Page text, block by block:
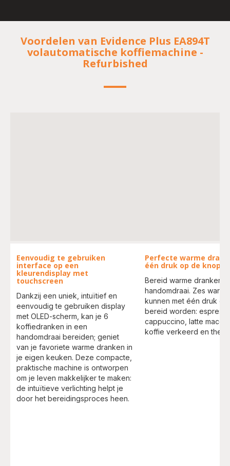
Voordelen van Evidence Plus EA894T
volautomatische koffiemachine -
Refurbished
Eenvoudig te gebruiken
interface op een
kleurendisplay met
touchscreen
Dankzij een uniek, intuïtief en
eenvoudig te gebruiken display
met OLED-scherm, kan je 6
koffiedranken in een
handomdraai bereiden; geniet
van je favoriete warme dranken in
je eigen keuken. Deze compacte,
praktische machine is ontworpen
om je leven makkelijker te maken:
de intuïtieve verlichting helpt je
door het bereidingsproces heen.
Perfecte warme
één druk op de knop
Bereid warme dranken
handomdraai. Zes
kunnen met één druk
bereid worden:
cappuccino, latte
koffie verkeerd en thee.